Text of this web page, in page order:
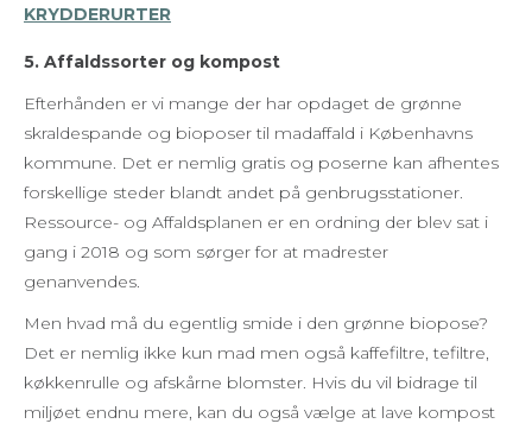
KRYDDERURTER
5. Affaldssorter og kompost
Efterhånden er vi mange der har opdaget de grønne
skraldespande og bioposer til madaffald i Københavns
kommune. Det er nemlig gratis og poserne kan afhentes
forskellige steder blandt andet på genbrugsstationer.
Ressource- og Affaldsplanen er en ordning der blev sat i
gang i 2018 og som sørger for at madrester
genanvendes.
Men hvad må du egentlig smide i den grønne biopose?
Det er nemlig ikke kun mad men også kaffefiltre, tefiltre,
køkkenrulle og afskårne blomster. Hvis du vil bidrage til
miljøet endnu mere, kan du også vælge at lave kompost